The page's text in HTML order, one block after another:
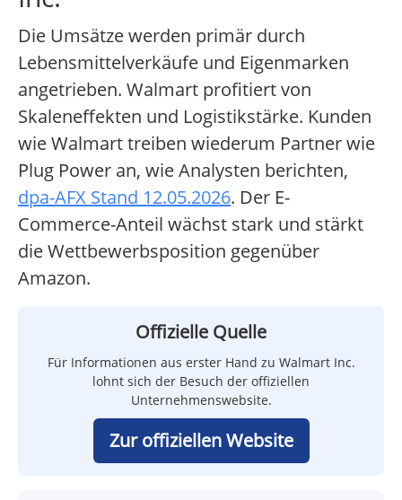
Die Umsätze werden primär durch
Lebensmittelverkäufe und Eigenmarken
angetrieben. Walmart profitiert von
Skaleneffekten und Logistikstärke. Kunden
wie Walmart treiben wiederum Partner wie
Plug Power an, wie Analysten berichten,
dpa-AFX Stand 12.05.2026. Der E-
Commerce-Anteil wächst stark und stärkt
die Wettbewerbsposition gegenüber
Amazon.
Offizielle Quelle
Für Informationen aus erster Hand zu Walmart Inc.
lohnt sich der Besuch der offiziellen
Unternehmenswebsite.
Zur offiziellen Website